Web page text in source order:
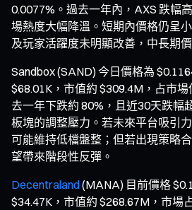
0.0077%。過去一年內，AXS 跌幅
場熱度大幅降溫。短期內價格仍呈
及玩家活躍度未明顯改善，中長期
Sandbox (SAND) 今日價格為
$68.01K，市值約 $309.4M，占市
去一年下跌約 80%，且近30天跌幅
板塊的調整壓力。若未來平台吸引
可能維持低檔盤整；但若出現策略
望帶來階段性反彈。
Decentraland(MANA) 目前價格
$34.47K，市值約 $268.67M，市場